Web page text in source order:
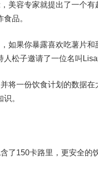
美容专家就提出了一个
品。
如果你暴露喜欢吃薯片
人松子邀请了一位名叫
将一份饮食计划的数据
。
了150卡路里，更安全的